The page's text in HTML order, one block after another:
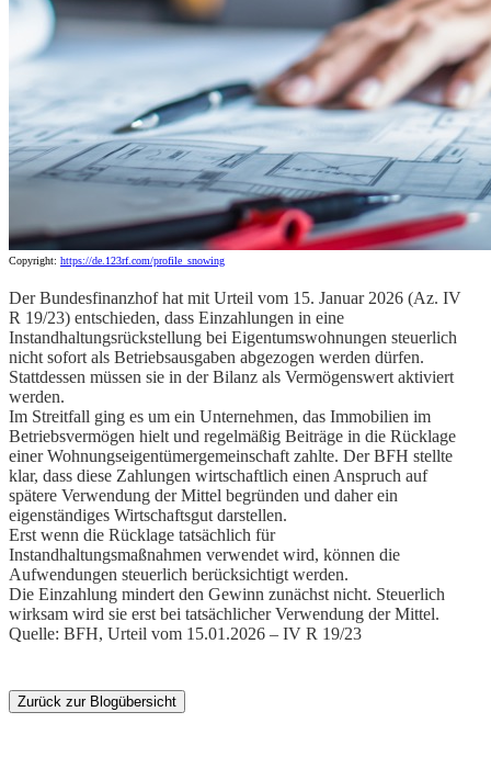
Copyright: https://de.123rf.com/profile_snowing
Der Bundesfinanzhof hat mit Urteil vom 15. Januar 2026 (Az. IV
R 19/23) entschieden, dass Einzahlungen in eine
Instandhaltungsrückstellung bei Eigentumswohnungen steuerlich
nicht sofort als Betriebsausgaben abgezogen werden dürfen.
Stattdessen müssen sie in der Bilanz als Vermögenswert aktiviert
werden.
Im Streitfall ging es um ein Unternehmen, das Immobilien im
Betriebsvermögen hielt und regelmäßig Beiträge in die Rücklage
einer Wohnungseigentümergemeinschaft zahlte. Der BFH stellte
klar, dass diese Zahlungen wirtschaftlich einen Anspruch auf
spätere Verwendung der Mittel begründen und daher ein
eigenständiges Wirtschaftsgut darstellen.
Erst wenn die Rücklage tatsächlich für
Instandhaltungsmaßnahmen verwendet wird, können die
Aufwendungen steuerlich berücksichtigt werden.
Die Einzahlung mindert den Gewinn zunächst nicht. Steuerlich
wirksam wird sie erst bei tatsächlicher Verwendung der Mittel.
Quelle: BFH, Urteil vom 15.01.2026 – IV R 19/23
Zurück zur Blogübersicht